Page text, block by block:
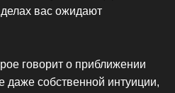
вас ожидают
говорит о приближении
даже собственной интуиции,